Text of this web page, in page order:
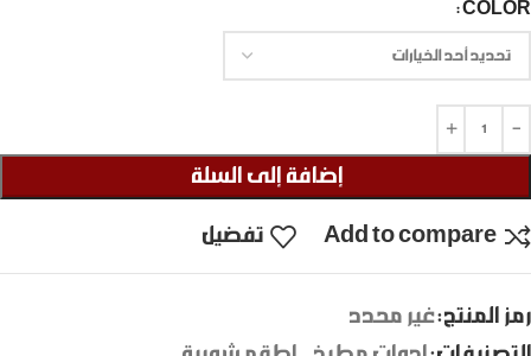
COLOR
إضافة إلى السلة
Add to compare تفضيل
رمز المنتج:غير محدد